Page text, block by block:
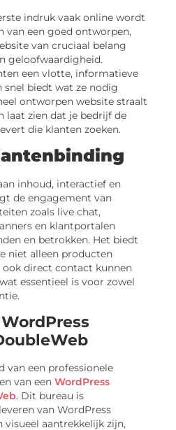
indruk vaak online wordt
van een goed ontworpen,
van cruciaal belang
geloofwaardigheid.
een vlotte, informatieve
snel biedt wat ze nodig
ontworpen website straalt
laat zien dat je bedrijf de
die klanten zoeken.
inhoud, interactief en
de engagement van
zoals live chat,
en klantportalen
en betrokken. Het biedt
niet alleen producten
ook direct contact kunnen
essentieel is voor zowel
van een professionele
van eenWordPress
. Dit bureau is
van WordPress
visueel aantrekkelijk zijn,